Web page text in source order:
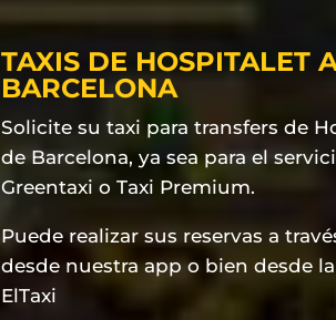
TAXIS DE HOSPITALET
BARCELONA
Solicite su taxi para transfers de
de Barcelona, ya sea para el
Greentaxi o Taxi Premium.
Puede realizar sus reservas a
desde nuestra app o bien desde
ElTaxi